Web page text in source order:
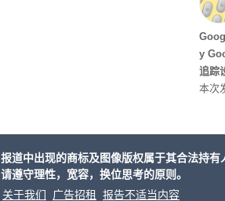
ss
y
追踪
本次
摩托
报道中出现的商标及图像版权属于其合法持
请遵守理性，宽容，换位思考的原则。
关于我们
广告招租
报告不适当内容